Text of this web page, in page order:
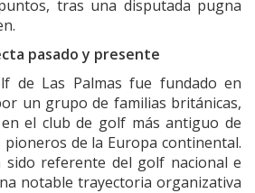
tras una disputada pugna
pasado y presente
de Las Palmas fue fundado en
un grupo de familias británicas,
el club de golf más antiguo de
pioneros de la Europa continental.
sido referente del golf nacional e
notable trayectoria organizativa